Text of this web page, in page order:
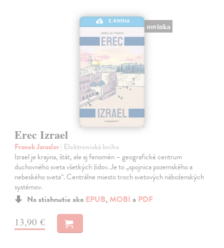
E-KNIHA
novinka
Erec Izrael
Franek Jaroslav| Elektronická kniha
Izrael je krajina, štát, ale aj fenomén – geografické centrum
duchovného sveta všetkých židov. Je to „spojnica pozemského a
nebeského sveta“. Centrálne miesto troch svetových náboženských
systémov.
Na stiahnutie ako EPUB, MOBI a PDF
13,90 €